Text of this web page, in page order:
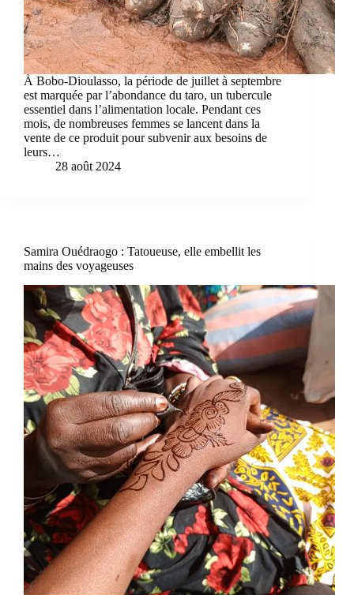
À Bobo-Dioulasso, la période de juillet à septembre
est marquée par l’abondance du taro, un tubercule
essentiel dans l’alimentation locale. Pendant ces
mois, de nombreuses femmes se lancent dans la
vente de ce produit pour subvenir aux besoins de
leurs…
28 août 2024
Samira Ouédraogo : Tatoueuse, elle embellit les
mains des voyageuses